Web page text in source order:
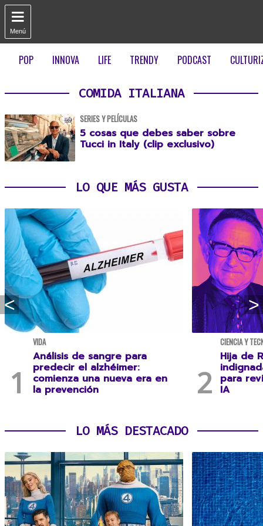

Menú
POP INNOVA LIFE TRENDY PODCAST
COMIDA ITALIANA
SERIES Y PELÍCULAS
5 cosas que debes saber sobre
Tucci in Italy (clip exclusivo)
LO QUE MÁS GUSTA
VIDA
Análisis de sangre para
predecir el alzhéimer:
comienza una nueva era en
la prevención
CIENCIA Y
Hija de
para
IA
LO MÁS DESTACADO